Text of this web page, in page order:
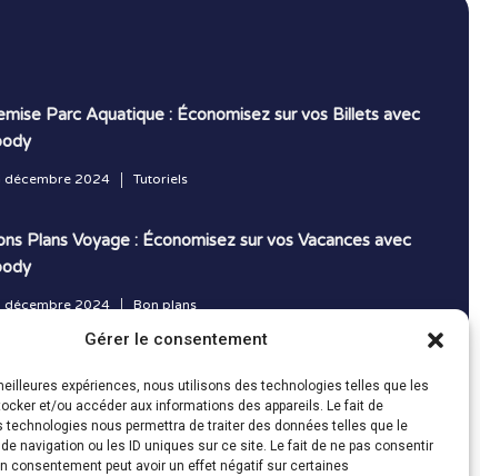
Gérer le consentement
expériences, nous utilisons des technologies telles que les
et/ou accéder aux informations des appareils. Le fait de
technologies nous permettra de traiter des données telles que le
navigation ou les ID uniques sur ce site. Le fait de ne pas consentir
consentement peut avoir un effet négatif sur certaines
Parc Aquatique : Économisez sur vos Billets avec
décembre 2024 Tutoriels
Plans Voyage : Économisez sur vos Vacances avec
décembre 2024 Bon plans